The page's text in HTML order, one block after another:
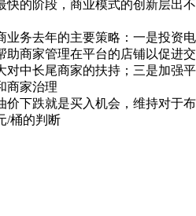
的阶段，商业模式的创新层出不
去年的主要策略：一是投资电
帮助商家管理在平台的店铺以促进交
大对中长尾商家的扶持；三是加强平
商家治理
价下跌就是买入机会，维持对于布
/桶的判断